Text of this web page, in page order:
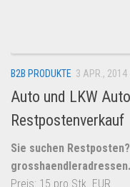
Amazon
Aldi
Lidl
Kostenlos verkaufen
Anmelden
B2B PRODUKTE 3 APR., 2014
Auto und LKW
Restpostenverkauf
Sie suchen
Preis: 15 pro Stk. EUR